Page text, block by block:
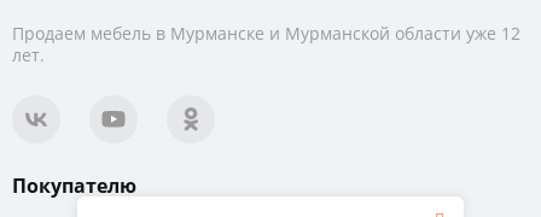
Продаем мебель в Мурманске и Мурманской области уже 12
лет.
Покупателю